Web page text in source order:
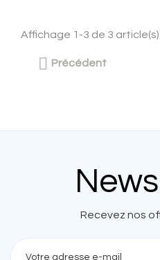
Affichage 1-3 de 3 article(s)
 Précédent
Recevez nos